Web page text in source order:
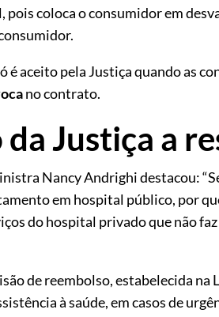
pois coloca o consumidor em
é aceito pela Justiça quando as
no contrato.
Justiça a
Nancy Andrighi destacou:
em hospital público, por
do hospital privado que não faz
de reembolso, estabelecida na
à saúde, em casos de